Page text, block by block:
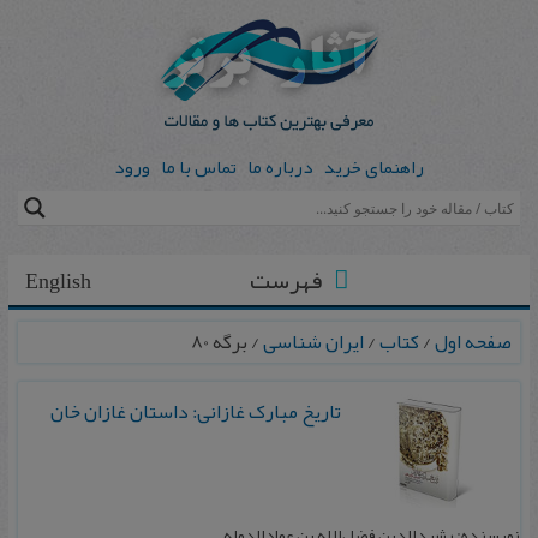
راهنمای خرید درباره ما تماس با ما ورود
English فهرست
صفحه اول/کتاب/ایران شناسی/ برگه 80
ت‍اریخ‌ م‍ب‍ارک‌ غ‍ازانی‌: داس‍ت‍ان‌ غ‍ازان‌ خ‍ان